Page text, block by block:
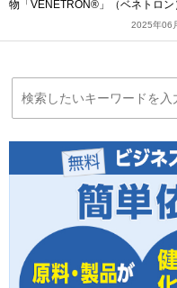
物「VENETRON®」（ベネトロ
2025年06